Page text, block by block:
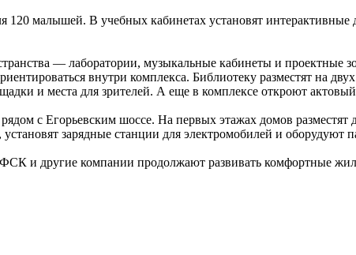
120 малышей. В учебных кабинетах установят
— лаборатории, музыкальные кабинеты и
внутри комплекса. Библиотеку разместят на
и места для зрителей. А еще в комплексе откроют
с Егорьевским шоссе. На первых этажах домов
зарядные станции для электромобилей и оборудуют
и другие компании продолжают развивать комфортные